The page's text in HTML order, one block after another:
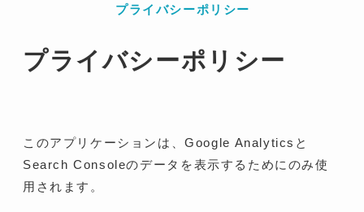
プライバシーポリシー
プライバシーポリシー
このアプリケーションは、Google Analyticsと
Search Consoleのデータを表示するためにのみ使
用されます。